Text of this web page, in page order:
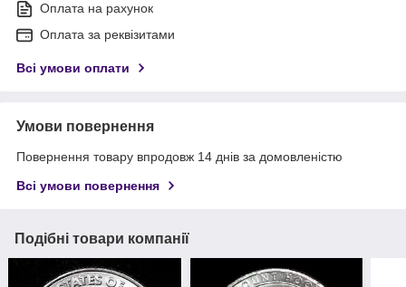
Оплата на рахунок
Оплата за реквізитами
Всі умови оплати
Умови повернення
Повернення товару впродовж 14 днів за домовленістю
Всі умови повернення
Подібні товари компанії